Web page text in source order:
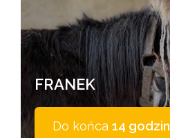
FRANEK
Do końca 14 godzin